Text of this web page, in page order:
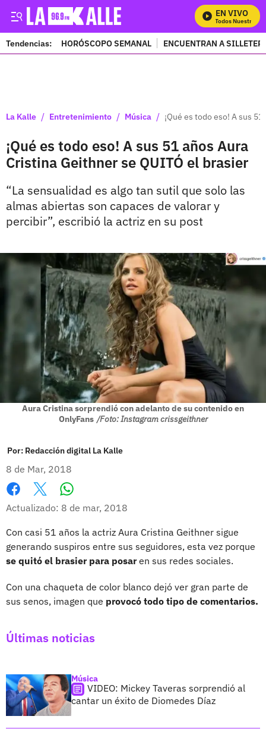
EN VIVO
Mira Todos Nuestros
Tendencias: HORÓSCOPO SEMANAL ENCUENTRAN A
La Kalle / Entretenimiento / Música / ¡Qué es todo eso! A sus
¡Qué es todo eso! A sus 51 años Aura
Cristina Geithner se QUITÓ el brasier
“La sensualidad es algo tan sutil que solo las
almas abiertas son capaces de valorar y
percibir”, escribió la actriz en su post
Aura Cristina sorprendió con adelanto de su contenido en
OnlyFans /Foto: Instagram crissgeithner
Por: Redacción digital La Kalle
8 de Mar, 2018
Facebook
X
Actualizado: 8 de mar, 2018
Con casi 51 años la actriz Aura Cristina Geithner sigue
generando suspiros entre sus seguidores, esta vez porque
se quitó el brasier para posaren sus redes sociales.
Con una chaqueta de color blanco dejó ver gran parte de
sus senos, imagen que provocó todo tipo de comentarios.
Últimas noticias
Música
VIDEO: Mickey Taveras sorprendió al
cantar un éxito de Diomedes Díaz